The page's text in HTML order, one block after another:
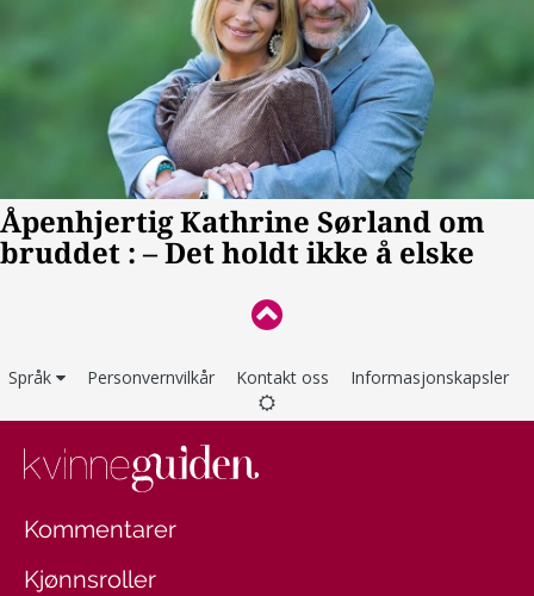
Språk Personvernvilkår Kontakt oss Informasjonskapsler
Kommentarer
Kjønnsroller